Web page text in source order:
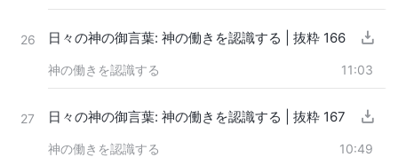
26 日々の神の御言葉: 神の働きを認識する | 抜粋 166
神の働きを認識する 11:03
27 日々の神の御言葉: 神の働きを認識する | 抜粋 167
神の働きを認識する 10:49